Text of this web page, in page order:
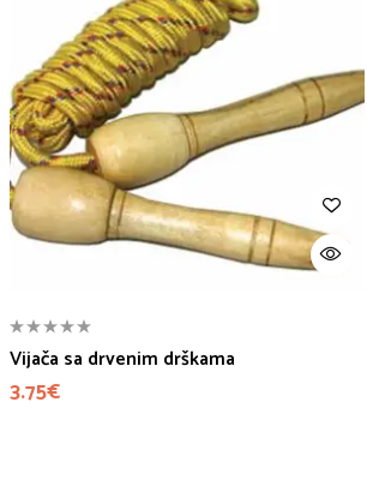
Vijača sa drvenim drškama
3.75€